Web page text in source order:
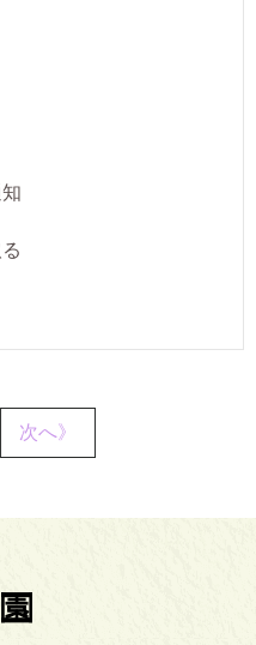
次へ》